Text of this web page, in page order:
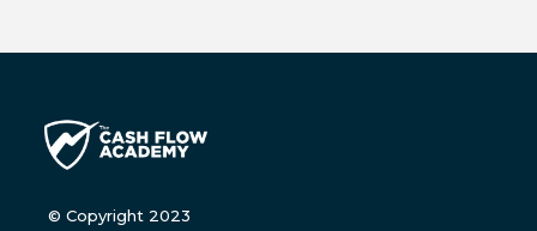
© Copyright 2023